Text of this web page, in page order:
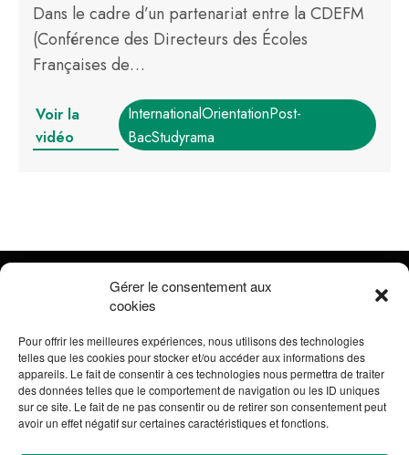
Gérer le consentement aux
cookies
Pour offrir les meilleures expériences, nous utilisons des technologies
telles que les cookies pour stocker et/ou accéder aux informations des
appareils. Le fait de consentir à ces technologies nous permettra de traiter
des données telles que le comportement de navigation ou les ID uniques
sur ce site. Le fait de ne pas consentir ou de retirer son consentement peut
avoir un effet négatif sur certaines caractéristiques et fonctions.
Dans le cadre d’un partenariat entre la CDEFM
(Conférence des Directeurs des Écoles
Françaises de…
Voir la
vidéo
InternationalOrientationPost-
BacStudyrama
Mail.chloe.moriceau@cdefm.fr